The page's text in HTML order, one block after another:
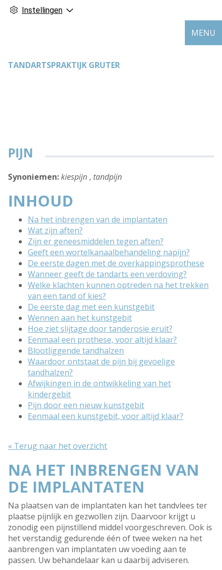
Instellingen
TANDARTSPRAKTIJK GRUTER
MENU
PIJN
Synoniemen:kiespijn , tandpijn
INHOUD
Na het inbrengen van de implantaten
Wat zijn aften?
Zijn er geneesmiddelen tegen aften?
Geeft een wortelkanaalbehandeling napijn?
De eerste dagen met de overkappingsprothese
Wanneer geeft de tandarts een verdoving?
Welke klachten kunnen optreden na het trekken
van een tand of kies?
De eerste dag met een kunstgebit
Wennen aan het kunstgebit
Hoe ziet slijtage door tanderosie eruit?
Eenmaal een prothese, voor altijd klaar?
Blootliggende tandhalzen
Waardoor ontstaat de pijn bij gevoelige
tandhalzen?
Afwijkingen in de ontwikkeling van het
kindergebit
Pijn door een nieuw kunstgebit
Eenmaal een kunstgebit, voor altijd klaar?
« Terug naar het overzicht
NA HET INBRENGEN VAN
DE IMPLANTATEN
Na plaatsen van de implantaten kan het tandvlees ter
plaatse pijnlijk en gezwollen zijn. Daarvoor krijgt u
zonodig een pijnstillend middel voorgeschreven. Ook is
het verstandig gedurende één of twee weken na het
aanbrengen van implantaten uw voeding aan te
passen. Uw behandelaar kan u daarbij adviseren.